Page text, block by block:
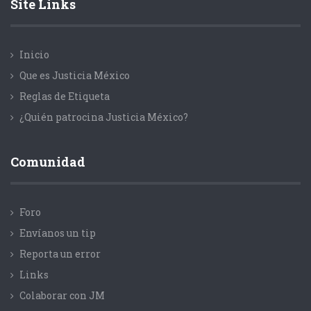
Site Links
Inicio
Que es Justicia México
Reglas de Etiqueta
¿Quién patrocina Justicia México?
Comunidad
Foro
Envíanos un tip
Reporta un error
Links
Colaborar con JM